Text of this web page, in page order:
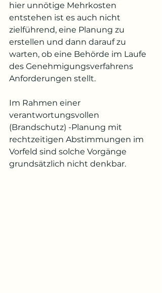
hier unnötige Mehrkosten
entstehen ist es auch nicht
zielführend, eine Planung zu
erstellen und dann darauf zu
warten, ob eine Behörde im Laufe
des Genehmigungsverfahrens
Anforderungen stellt.
Im Rahmen einer
verantwortungsvollen
(Brandschutz) -Planung mit
rechtzeitigen Abstimmungen im
Vorfeld sind solche Vorgänge
grundsätzlich nicht denkbar.